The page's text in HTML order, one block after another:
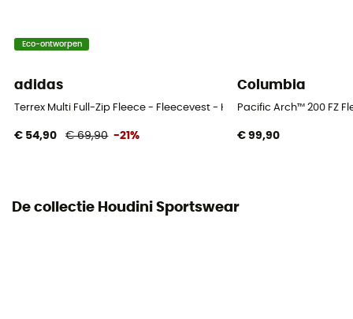
Warmteniveau
Eco-ontworpen
adidas
Terrex Multi Full-Zip Fleece - Fleecevest - Heren
€ 54,90 € 69,90 -21%
Columbia
Pacific Arch™ 200 FZ
€ 99,90
De collectie Houdini Sportswear